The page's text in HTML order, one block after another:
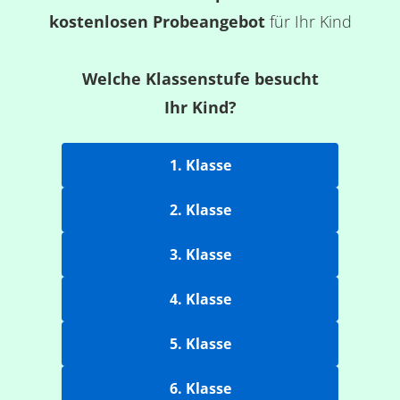
kostenlosen Probeangebotfür Ihr Kind
Welche Klassenstufe besucht
Ihr Kind?
1. Klasse
2. Klasse
3. Klasse
4. Klasse
5. Klasse
6. Klasse